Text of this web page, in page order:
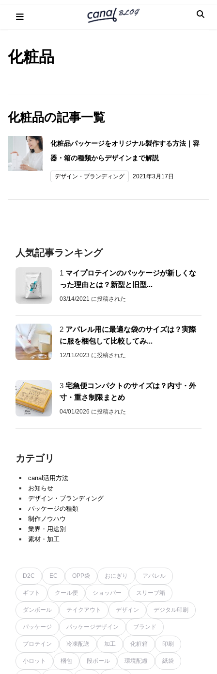
化粧品
化粧品の記事一覧
化粧品パッケージをオリジナル製作する方法｜容
器・箱の種類からデザインまで解説
デザイン・ブランディング 2021年3月17日
人気記事ランキング
1 マイプロテインのパッケージが新しくな
った理由とは？新型と旧型...
03/14/2021 に投稿された
2 アパレル用に最適な袋のサイズは？実際
に服を梱包して比較してみ...
12/11/2023 に投稿された
3 宅急便コンパクトのサイズは？内寸・外
寸・重さ制限まとめ
04/01/2026 に投稿された
カテゴリ
canal活用方法
お知らせ
デザイン・ブランディング
パッケージの種類
制作ノウハウ
業界・用途別
素材・加工
D2C EC OPP袋 おにぎり アパレル
ギフト クール便 ショッパー スリーブ箱
ダンボール テイクアウト デザイン デジタル印刷
パッケージ パッケージデザイン ブランド
プロテイン 冷凍配送 加工 化粧箱 印刷
小ロット 梱包 段ボール 環境配慮 紙袋